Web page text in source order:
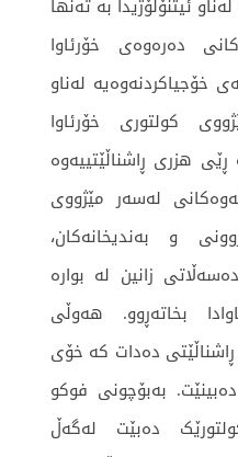
ئیتنۆلۆژیدا بە تەنها
دەرەوەی خۆرئاوا
خۆجیاکردنەوەیە لەناو
کولتوری خۆرئاوا
هزری ڕاشناڵێتییەوە
لەسەر مێژووی
و بەندیخانەكان،
زانین لە بوارە
بخاتەڕوو. هەوڵی
دەدات كە خۆی
بەبۆچونی فوکو
دەبێت لەگەڵ